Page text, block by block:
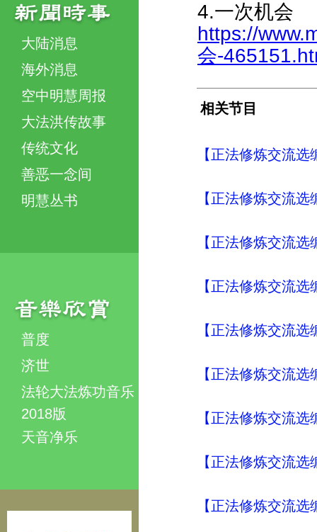
大陆消息
海外消息
空中明慧周报
大法洪传故事
传统文化
善恶一念间
明慧丛书
普度
济世
法轮大法炼功音乐
2018版
天音净乐
4.一次机会
https://
会-
相关节目
【正法修炼交流
【正法修炼交流
【正法修炼交流
【正法修炼交流
【正法修炼交流
【正法修炼交流
【正法修炼交流
【正法修炼交流
【正法修炼交流